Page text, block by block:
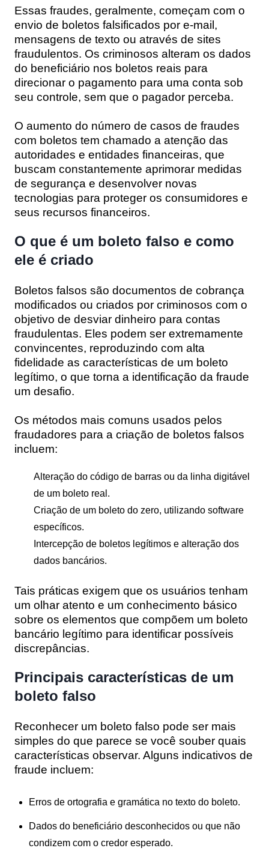
Essas fraudes, geralmente, começam com o
envio de boletos falsificados por e-mail,
mensagens de texto ou através de sites
fraudulentos. Os criminosos alteram os dados
do beneficiário nos boletos reais para
direcionar o pagamento para uma conta sob
seu controle, sem que o pagador perceba.
O aumento do número de casos de fraudes
com boletos tem chamado a atenção das
autoridades e entidades financeiras, que
buscam constantemente aprimorar medidas
de segurança e desenvolver novas
tecnologias para proteger os consumidores e
seus recursos financeiros.
O que é um boleto falso e como
ele é criado
Boletos falsos são documentos de cobrança
modificados ou criados por criminosos com o
objetivo de desviar dinheiro para contas
fraudulentas. Eles podem ser extremamente
convincentes, reproduzindo com alta
fidelidade as características de um boleto
legítimo, o que torna a identificação da fraude
um desafio.
Os métodos mais comuns usados pelos
fraudadores para a criação de boletos falsos
incluem:
Alteração do código de barras ou da linha digitável
de um boleto real.
Criação de um boleto do zero, utilizando software
específicos.
Intercepção de boletos legítimos e alteração dos
dados bancários.
Tais práticas exigem que os usuários tenham
um olhar atento e um conhecimento básico
sobre os elementos que compõem um boleto
bancário legítimo para identificar possíveis
discrepâncias.
Principais características de um
boleto falso
Reconhecer um boleto falso pode ser mais
simples do que parece se você souber quais
características observar. Alguns indicativos de
fraude incluem:
Erros de ortografia e gramática no texto do boleto.
Dados do beneficiário desconhecidos ou que não
condizem com o credor esperado.